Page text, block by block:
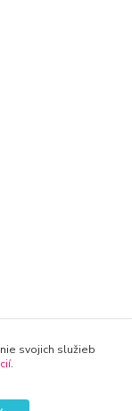
svojich služieb
.